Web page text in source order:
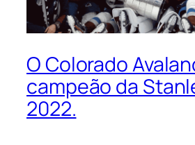
O Colorado
campeão da
2022.